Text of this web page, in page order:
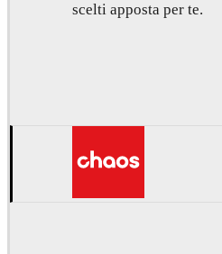
scelti apposta per te.